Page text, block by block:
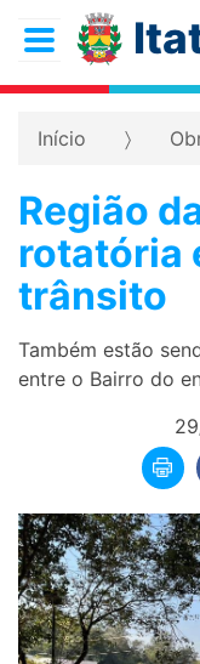
Início
Região
rotatória
trânsito
Também estão
entre o Bairro do